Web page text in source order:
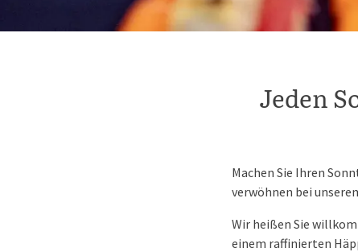
Jeden
Machen Sie Ihren
verwöhnen bei
Wir heißen Sie
einem raffinierten